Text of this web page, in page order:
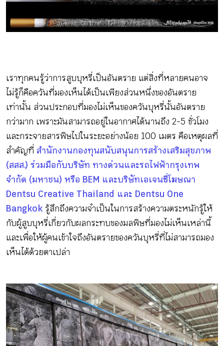
เข้าสู่ระบบ/สมัครสมาชิก
เราทุกคนรู้ว่าการสูบบุหรี่เป็นอันตราย แต่สิ่งที่หลายคนอาจ
ไม่รู้ก็คือควันที่มองเห็นได้เป็นเพียงส่วนหนึ่งของอันตราย
เท่านั้น ส่วนประกอบที่มองไม่เห็นของควันบุหรี่นั้นอันตราย
กว่ามาก เพราะมันสามารถอยู่ในอากาศได้นานถึง 2-5 ชั่วโมง
และกระจายสารพิษไปในระยะอย่างน้อย 100 เมตร คือเหตุผลที่
สำคัญที่ สำนักงานกองทุนสนับสนุนการสร้างเสริมสุขภาพ
(สสส.) ร่วมมือกับบริษัท ทางด่วนและรถไฟฟ้ากรุงเทพ
จำกัด (มหาชน) หรือ BEM และบริษัทเอเจนซี่โฆษณา
Dentsu Creative Thailand และ Dentsu One
Bangkok รู้สึกถึงความจำเป็นในการสร้างความตระหนักรู้ให้
กับผู้สูบบุหรี่เกี่ยวกับผลกระทบของมลพิษที่มองไม่เห็นเหล่านี้
และเพื่อให้ผู้คนเข้าใจถึงอันตรายของควันบุหรี่ที่ไม่สามารถมอง
เห็นได้ด้วยตาเปล่า